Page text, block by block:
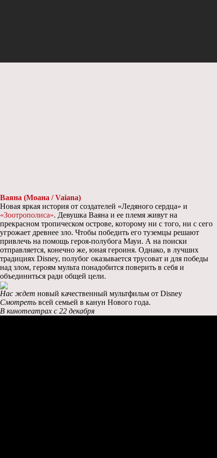
Ваяна (Моана / Vaiana)
Новая яркая история от создателей «Ледяного сердца» и
«Зоотрополиса». Девушка Ваяна и ее племя живут на
прекрасном тропическом острове, которому ни с того, ни с сего
угрожает древнее зло. Чтобы победить его туземцы решают
привлечь на помощь героя-полубога Мауи. А на поиски
отправляется, конечно же, юная героиня. Однако, в лучших
традициях Disney, полубог оказывается трусоват и для победы
над злом, героям мульта понадобится поверить в себя и
объединиться ради общей цели.
Нас ждет новый качественный мультфильм от Disney
Смотреть всей семьей в канун Нового года.
В кинотеатрах c 22 декабря